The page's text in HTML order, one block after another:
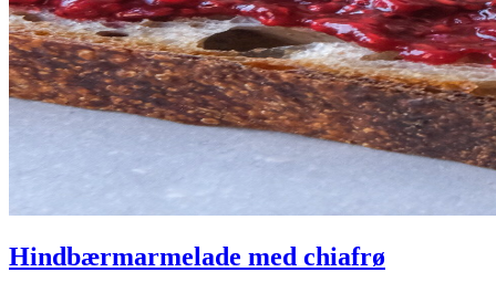
Hindbærmarmelade med chiafrø